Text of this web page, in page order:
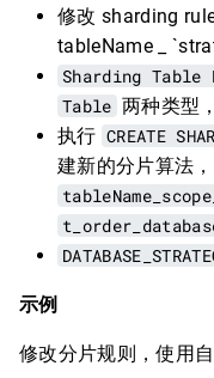
修改 sharding
tableName _
Sharding Table
Table 两种类型
执行 CREATE
建新的分片算法
示例
修改分片规则，使用